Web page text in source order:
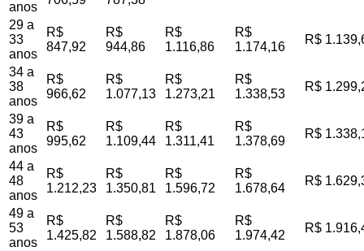
anos
29 a
33
anos
R$
847,92
R$
944,86
R$
1.116,86
R$
1.174,16
R$
34 a
38
anos
R$
966,62
R$
1.077,13
R$
1.273,21
R$
1.338,53
R$
39 a
43
anos
R$
995,62
R$
1.109,44
R$
1.311,41
R$
1.378,69
R$
44 a
48
anos
R$
1.212,23
R$
1.350,81
R$
1.596,72
R$
1.678,64
R$
49 a
53
anos
R$
1.425,82
R$
1.588,82
R$
1.878,06
R$
1.974,42
R$